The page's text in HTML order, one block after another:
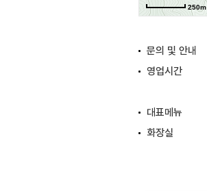
250m
문의 및 안내
영업시간
대표메뉴
화장실